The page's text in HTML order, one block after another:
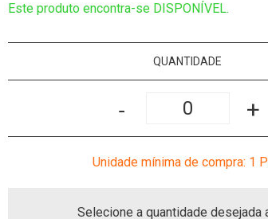
Este produto encontra-se DISPONÍVEL.
QUANTIDADE
- +
Unidade mínima de compra: 1
Selecione a quantidade desejada